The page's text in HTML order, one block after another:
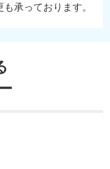
承っております。